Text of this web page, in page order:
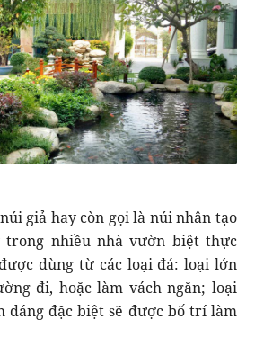
giả hay còn gọi là núi nhân tạo
trong nhiều nhà vườn biệt thực
dùng từ các loại đá: loại lớn
đi, hoặc làm vách ngăn; loại
dáng đặc biệt sẽ được bố trí làm